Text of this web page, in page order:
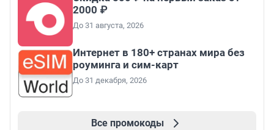
2000 ₽
До 31 августа, 2026
Интернет в 180+ странах мира без
роуминга и сим-карт
До 31 декабря, 2026
Все промокоды